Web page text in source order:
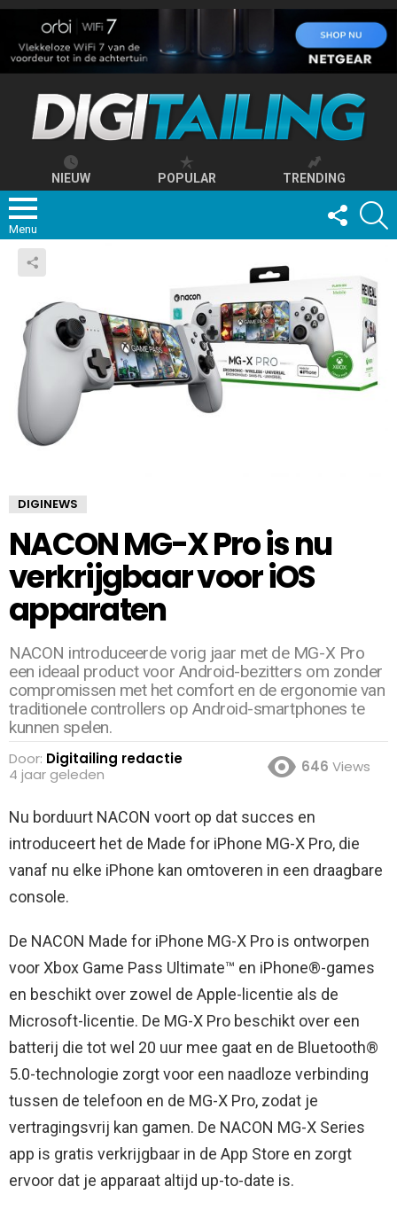
NIEUW POPULAR TRENDING
Menu
FOLLOW
US
DIGINEWS
NACON MG-X Pro is nu
verkrijgbaar voor iOS
apparaten
NACON introduceerde vorig jaar met de MG-X Pro
een ideaal product voor Android-bezitters om zonder
compromissen met het comfort en de ergonomie van
traditionele controllers op Android-smartphones te
kunnen spelen.
Door: Digitailing redactie
4 jaar geleden
646 Views
Nu borduurt NACON voort op dat succes en
introduceert het de Made for iPhone MG-X Pro, die
vanaf nu elke iPhone kan omtoveren in een draagbare
console.
De NACON Made for iPhone MG-X Pro is ontworpen
voor Xbox Game Pass Ultimate™ en iPhone®-games
en beschikt over zowel de Apple-licentie als de
Microsoft-licentie. De MG-X Pro beschikt over een
batterij die tot wel 20 uur mee gaat en de Bluetooth®
5.0-technologie zorgt voor een naadloze verbinding
tussen de telefoon en de MG-X Pro, zodat je
vertragingsvrij kan gamen. De NACON MG-X Series
app is gratis verkrijgbaar in de App Store en zorgt
ervoor dat je apparaat altijd up-to-date is.